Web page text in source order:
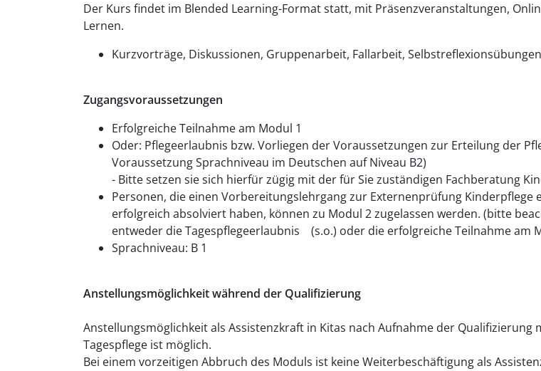
Der Kurs findet im Blended Learning-Format statt, mit Präsenzveranstaltungen,
Lernen.
Kurzvorträge, Diskussionen, Gruppenarbeit, Fallarbeit,
Zugangsvoraussetzungen
Erfolgreiche Teilnahme am Modul 1
Oder: Pflegeerlaubnis bzw. Vorliegen der Voraussetzungen zur Erteilung der
Voraussetzung Sprachniveau im Deutschen auf Niveau B2)
- Bitte setzen sie sich hierfür zügig mit der für Sie zuständigen Fachberatung
Personen, die einen Vorbereitungslehrgang zur Externenprüfung
erfolgreich absolviert haben, können zu Modul 2 zugelassen werden. (bitte
entweder die Tagespflegeerlaubnis (s.o.) oder die erfolgreiche Teilnahme am
Sprachniveau: B 1
Anstellungsmöglichkeit während der Qualifizierung
Anstellungsmöglichkeit als Assistenzkraft in Kitas nach Aufnahme der
Tagespflege ist möglich.
Bei einem vorzeitigen Abbruch des Moduls ist keine Weiterbeschäftigung als